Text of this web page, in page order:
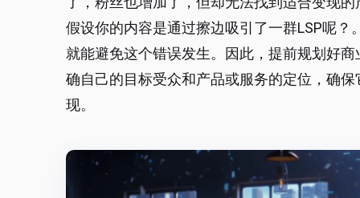
假设你的内容是通过擦边吸引了一群LSP呢
就能避免这个错误发生。因此，提前规划好
确自己的目标受众和产品或服务的定位，确
现。